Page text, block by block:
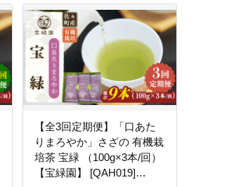
【全3回定期便】「口あた
りまろやか」さざの 有機栽
培茶 宝緑 （100g×3本/回）
【宝緑園】 [QAH019]